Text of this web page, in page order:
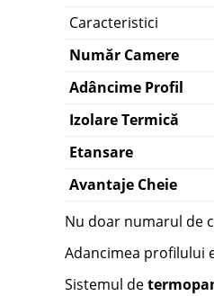
Caracteristici
Număr Camere
Adâncime Profil
Izolare Termică
Etansare
Avantaje Cheie
Nu doar numarul de
Adancimea profilului
Sistemul de